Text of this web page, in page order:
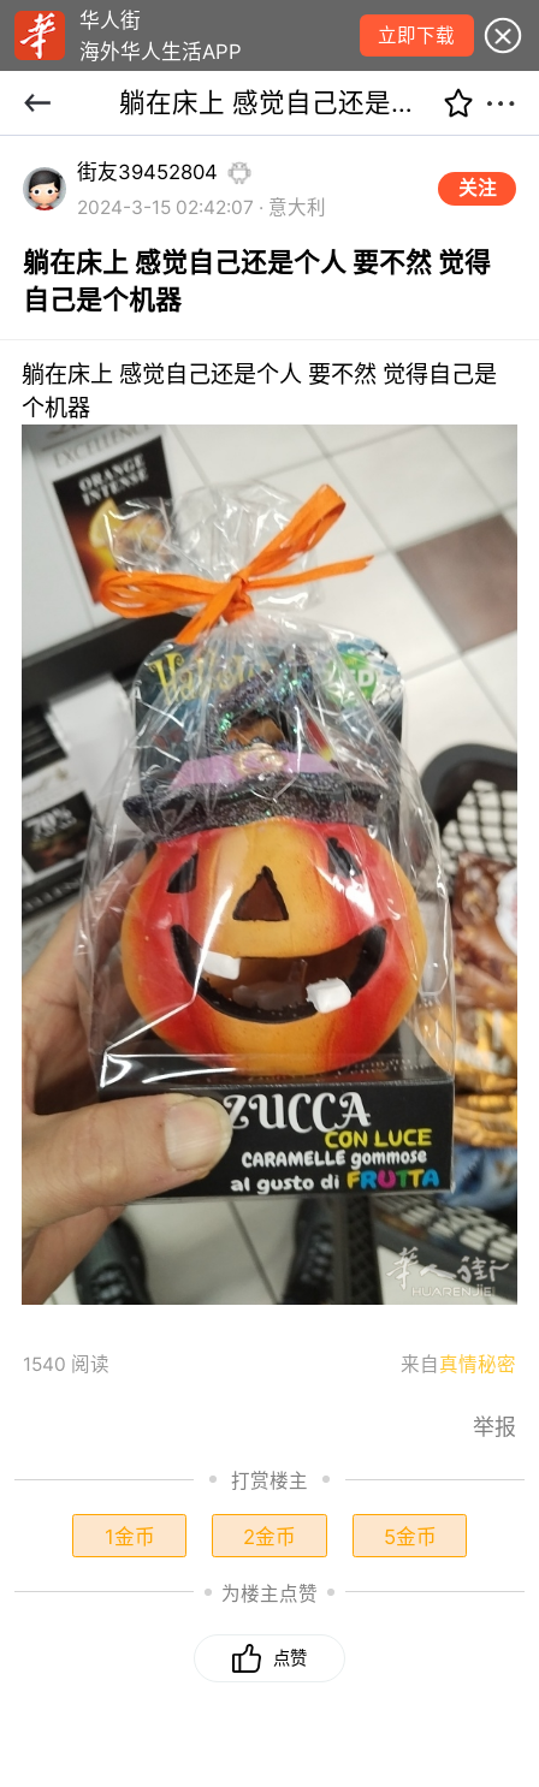
华人街
海外华人生活APP
立即下载
躺在床上 感觉自己还是个人 要不然 觉得自己是个机器
街友39452804
2024-3-15 02:42:07 · 意大利
关注
躺在床上 感觉自己还是个人 要不然 觉得
自己是个机器
躺在床上 感觉自己还是个人 要不然 觉得自己是
个机器
1540 阅读 来自真情秘密
举报
打赏楼主
1金币 2金币 5金币
为楼主点赞
点赞